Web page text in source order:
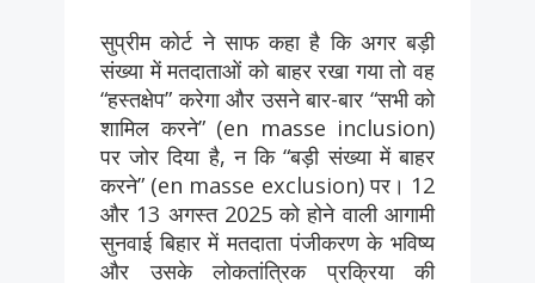
सुप्रीम कोर्ट ने साफ कहा है कि अगर बड़ी
संख्या में मतदाताओं को बाहर रखा गया तो वह
“हस्तक्षेप” करेगा और उसने बार-बार “सभी को
शामिल करने” (en masse inclusion)
पर जोर दिया है, न कि “बड़ी संख्या में बाहर
करने” (en masse exclusion) पर। 12
और 13 अगस्त 2025 को होने वाली आगामी
सुनवाई बिहार में मतदाता पंजीकरण के भविष्य
और उसके लोकतांत्रिक प्रक्रिया की